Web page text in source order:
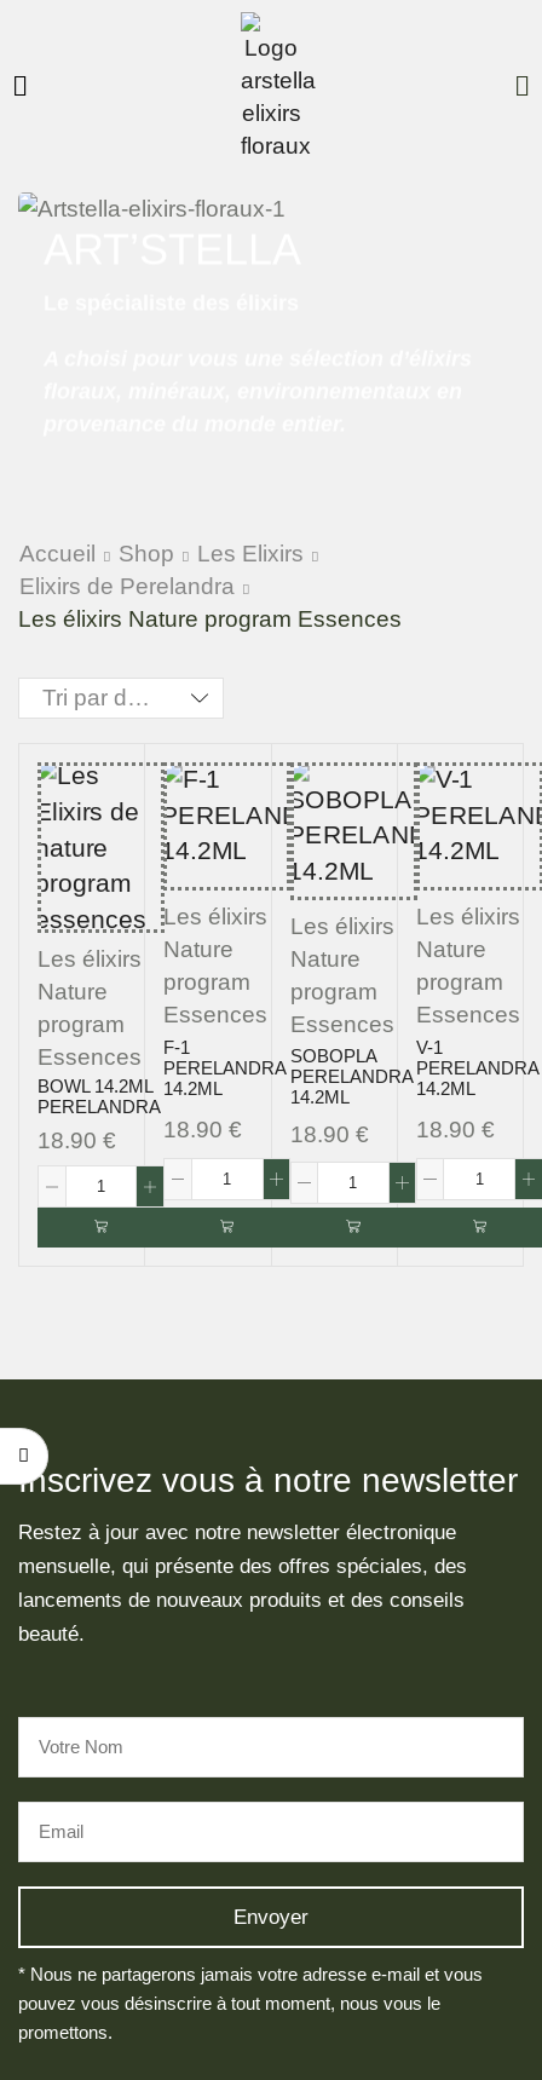
Accueil Shop
Les Elixirs
Elixirs de Perelandra
Les élixirs Nature program Essences
Les élixirs
Nature
program
Essences
BOWL 14.2ML
PERELANDRA
18.90 €
Les élixirs
Nature
program
Essences
F-1
PERELANDRA
14.2ML
18.90€
Les élixirs
Nature
program
Essences
SOBOPLA
PERELANDRA
14.2ML
18.90 €
Les élixirs
Nature
program
Essences
V-1
PERELANDRA
14.2ML
18.90 €
Inscrivez vous à notre newsletter
Restez à jour avec notre newsletter électronique
mensuelle, qui présente des offres spéciales, des
lancements de nouveaux produits et des conseils
beauté.
* Nous ne partagerons jamais votre adresse e-mail et vous
pouvez vous désinscrire à tout moment, nous vous le
promettons.